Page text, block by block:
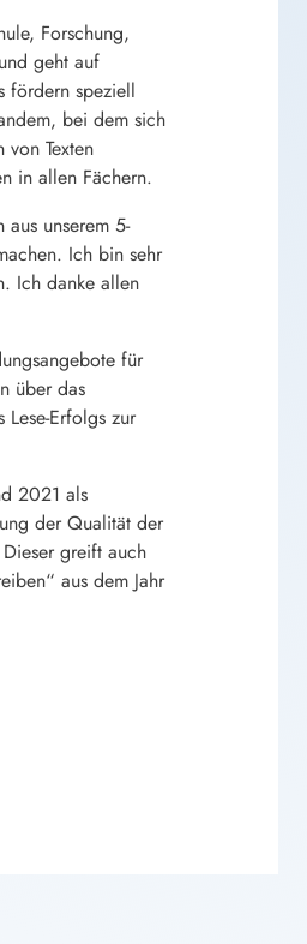
Forschung,
geht auf
fördern speziell
bei dem sich
Texten
in allen Fächern.
unserem 5-
Ich bin sehr
Ich danke allen
für
über das
Erfolgs zur
2021 als
der Qualität der
greift auch
aus dem Jahr